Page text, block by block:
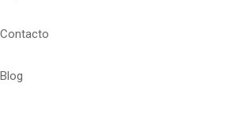
Contacto
Blog